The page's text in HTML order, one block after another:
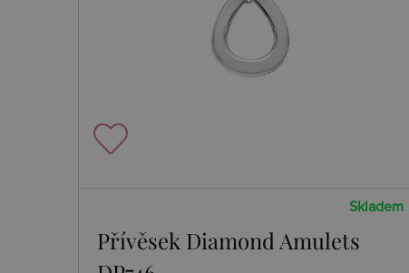
Skladem
Přívěsek Diamond Amulets